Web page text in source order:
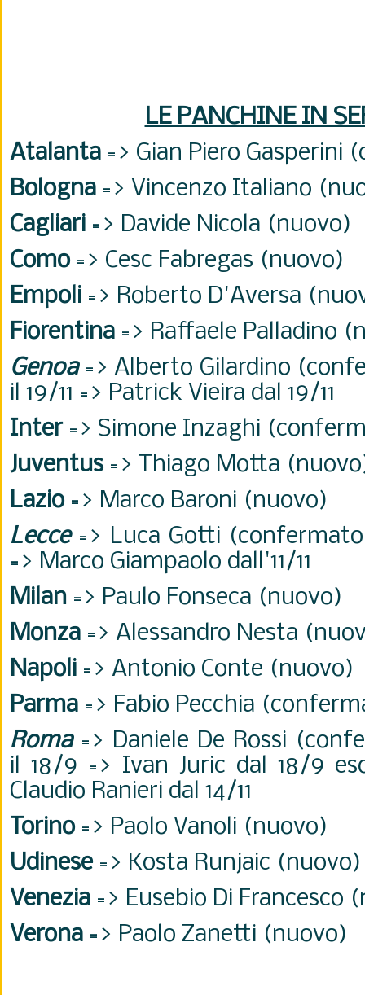
LE PANCHINE IN
Atalanta => Gian Piero Gasperini
Bologna => Vincenzo Italiano
Cagliari => Davide Nicola (nuovo)
Como => Cesc Fabregas (nuovo)
Empoli => Roberto D'Aversa
Fiorentina => Raffaele Palladino
Genoa => Alberto Gilardino
il 19/11 => Patrick Vieira dal 19/11
Inter => Simone Inzaghi
Juventus => Thiago Motta
Lazio => Marco Baroni (nuovo)
Lecce => Luca Gotti
=> Marco Giampaolo dall'11/11
Milan => Paulo Fonseca (nuovo)
Monza => Alessandro Nesta
Napoli => Antonio Conte (nuovo)
Parma => Fabio Pecchia
Roma => Daniele De Rossi
il 18/9 => Ivan Juric dal 18/9
Claudio Ranieri dal 14/11
Torino => Paolo Vanoli (nuovo)
Udinese => Kosta Runjaic (nuovo)
Venezia => Eusebio Di Francesco
Verona => Paolo Zanetti (nuovo)